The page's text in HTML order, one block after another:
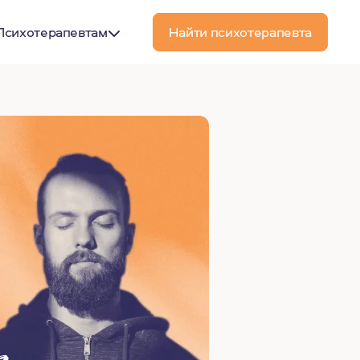
Найти психотерапевта